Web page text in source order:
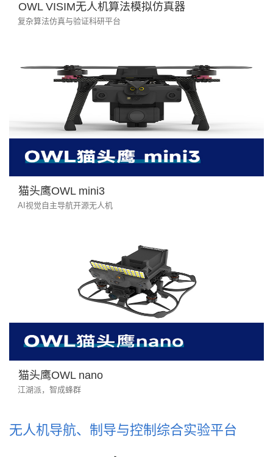
OWL VISIM无人机算法模拟仿真器
复杂算法仿真与验证科研平台
猫头鹰OWL mini3
AI视觉自主导航开源无人机
猫头鹰OWL nano
江湖派，智成蜂群
无人机导航、制导与控制综合实验平台